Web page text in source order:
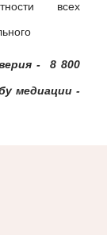
всех
- 8 800
медиации -